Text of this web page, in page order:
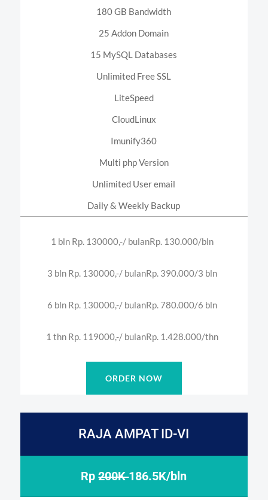
180 GB Bandwidth
25 Addon Domain
15 MySQL Databases
Unlimited Free SSL
LiteSpeed
CloudLinux
Imunify360
Multi php Version
Unlimited User email
Daily & Weekly Backup
1 bln Rp. 130000,-/ bulanRp. 130.000/bln
3 bln Rp. 130000,-/ bulanRp. 390.000/3 bln
6 bln Rp. 130000,-/ bulanRp. 780.000/6 bln
1 thn Rp. 119000,-/ bulanRp. 1.428.000/thn
ORDER NOW
RAJA AMPAT ID-VI
Rp200K186.5K/bln